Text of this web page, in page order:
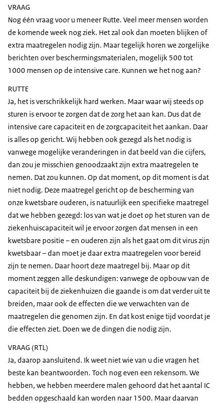
VRAAG
Nog één vraag voor u meneer Rutte. Veel meer mensen worden
de komende week nog ziek. Het zal ook dan moeten blijken of
extra maatregelen nodig zijn. Maar tegelijk horen we zorgelijke
berichten over beschermingsmaterialen, mogelijk 500 tot
1000 mensen op de intensive care. Kunnen we het nog aan?
RUTTE
Ja, het is verschrikkelijk hard werken. Maar waar wij steeds op
sturen is ervoor te zorgen dat de zorg het aan kan. Dus dat de
intensive care capaciteit en de zorgcapaciteit het aankan. Daar
is alles op gericht. Wij hebben ook gezegd als het nodig is
vanwege mogelijke veranderingen in dat beeld van die cijfers,
dan zou je misschien genoodzaakt zijn extra maatregelen te
nemen. Dat zou kunnen. Op dat moment, op dit moment is dat
niet nodig. Deze maatregel gericht op de bescherming van
onze kwetsbare ouderen, is natuurlijk een specifieke maatregel
dat we hebben gezegd: los van wat je doet op het sturen van de
ziekenhuiscapaciteit wil je ervoor zorgen dat mensen in een
kwetsbare positie – en ouderen zijn als het gaat om dit virus zijn
kwetsbaar – dan moet je daar extra maatregelen voor bereid
zijn te nemen. Daar hoort deze maatregel bij. Maar op dit
moment zeggen alle deskundigen: vanwege de opbouw van de
capaciteit bij de ziekenhuizen die gaande is om dat verder uit te
breiden, maar ook de effecten die we verwachten van de
maatregelen die genomen zijn. En dat kost enige tijd voordat je
die effecten ziet. Doen we de dingen die nodig zijn.
VRAAG (RTL)
Ja, daarop aansluitend. Ik weet niet wie van u die vragen het
beste kan beantwoorden. Toch nog even een rekensom. We
hebben, we hebben meerdere malen gehoord dat het aantal IC
bedden opgeschaald kan worden naar 1500. Maar daarvan